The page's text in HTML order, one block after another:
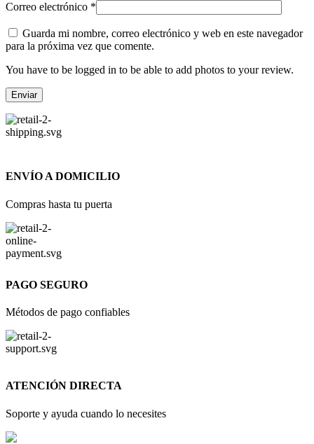
Correo electrónico *
Guarda mi nombre, correo electrónico y web en este navegador
para la próxima vez que comente.
You have to be logged in to be able to add photos to your review.
ENVÍO A DOMICILIO
Compras hasta tu puerta
PAGO SEGURO
Métodos de pago confiables
ATENCIÓN DIRECTA
Soporte y ayuda cuando lo necesites